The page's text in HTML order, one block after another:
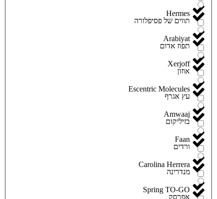
Hermes
Arabiyat
Xerjoff
Escentric Molecules
Amwaaj
Faan
Carolina Herrera
Spring TO-GO
תווים של פסיפלורה
תפוז אדום
אוזון
עץ אגרף
בזיליקום
ורדים
מנדרינה
אפרסק